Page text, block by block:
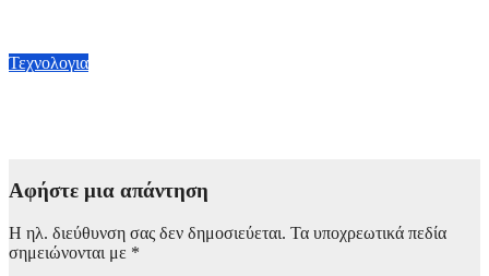
Τεχνολογια
Αφήστε μια απάντηση
Η ηλ. διεύθυνση σας δεν δημοσιεύεται. Τα υποχρεωτικά πεδία
σημειώνονται με *